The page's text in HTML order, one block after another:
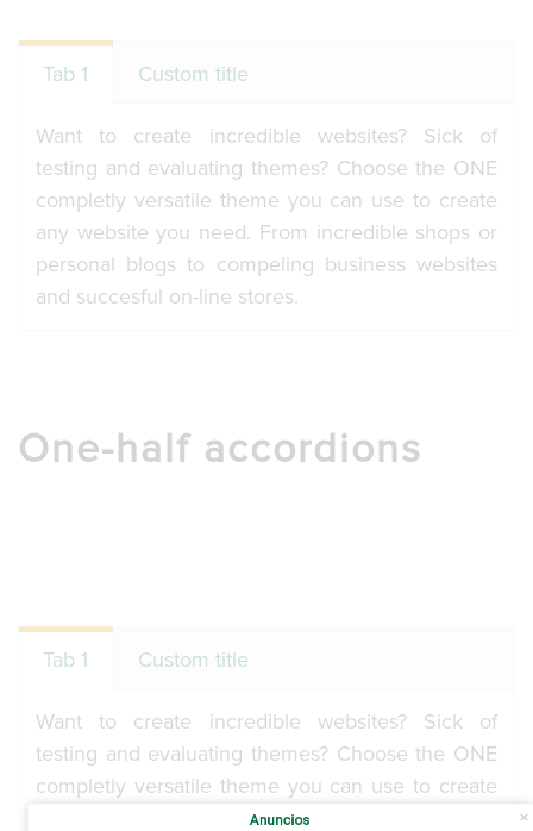
Tab 1 Custom title
Want to create incredible websites? Sick of
testing and evaluating themes? Choose the ONE
completly versatile theme you can use to create
any website you need. From incredible shops or
personal blogs to compeling business websites
and succesful on-line stores.
One-half accordions
Tab 1 Custom title
Want to create incredible websites? Sick of
testing and evaluating themes? Choose the ONE
completly versatile theme you can use to create
any website you need. From incredible shops or
Anuncios